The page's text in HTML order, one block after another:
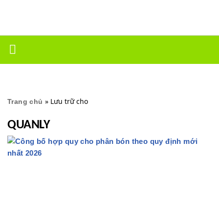
tới
Trang chủ » Lưu trữ cho
QUANLY